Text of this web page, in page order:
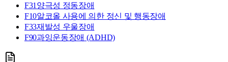
F31양극성 정동장애
F10알코올 사용에 의한 정신 및 행동장애
F33재발성 우울장애
F90과잉운동장애 (ADHD)